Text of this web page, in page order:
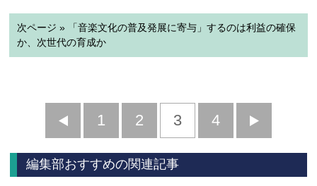
次ページ » 「音楽文化の普及発展に寄与」するのは利益の確保
か、次世代の育成か
前
へ
1 2 3 4
へ
編集部おすすめの関連記事